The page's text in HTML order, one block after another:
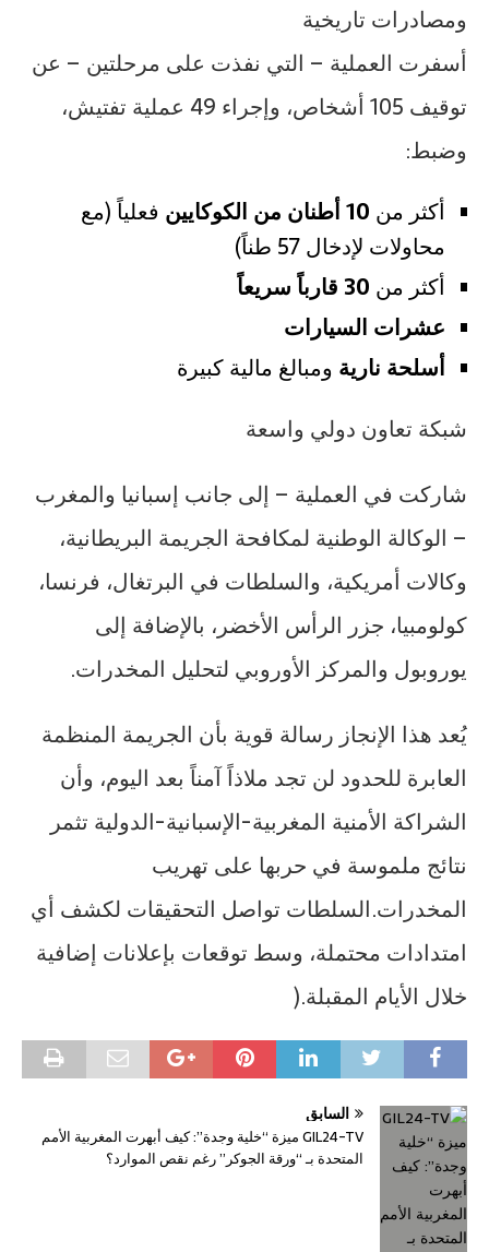
ومصادرات تاريخية
أسفرت العملية – التي نفذت على مرحلتين – عن
توقيف 105 أشخاص، وإجراء 49 عملية تفتيش،
وضبط:
أكثر من 10 أطنان من الكوكايين
فعلياً (مع
محاولات لإدخال 57 طناً)
أكثر من 30 قارباً سريعاً
عشرات السيارات
أسلحة نارية ومبالغ مالية كبيرة
شبكة تعاون دولي واسعة
شاركت في العملية – إلى جانب إسبانيا والمغرب
– الوكالة الوطنية لمكافحة الجريمة البريطانية،
وكالات أمريكية، والسلطات في البرتغال، فرنسا،
كولومبيا، جزر الرأس الأخضر، بالإضافة إلى
يوروبول والمركز الأوروبي لتحليل المخدرات.
يُعد هذا الإنجاز رسالة قوية بأن الجريمة المنظمة
العابرة للحدود لن تجد ملاذاً آمناً بعد اليوم، وأن
الشراكة الأمنية المغربية-الإسبانية-الدولية تثمر
نتائج ملموسة في حربها على تهريب
المخدرات.السلطات تواصل التحقيقات لكشف أي
امتدادات محتملة، وسط توقعات بإعلانات إضافية
خلال الأيام المقبلة.(
السابق
GIL24-TV ميزة “خلية وجدة”: كيف أبهرت المغربية الأمم
المتحدة بـ “ورقة الجوكر” رغم نقص الموارد؟